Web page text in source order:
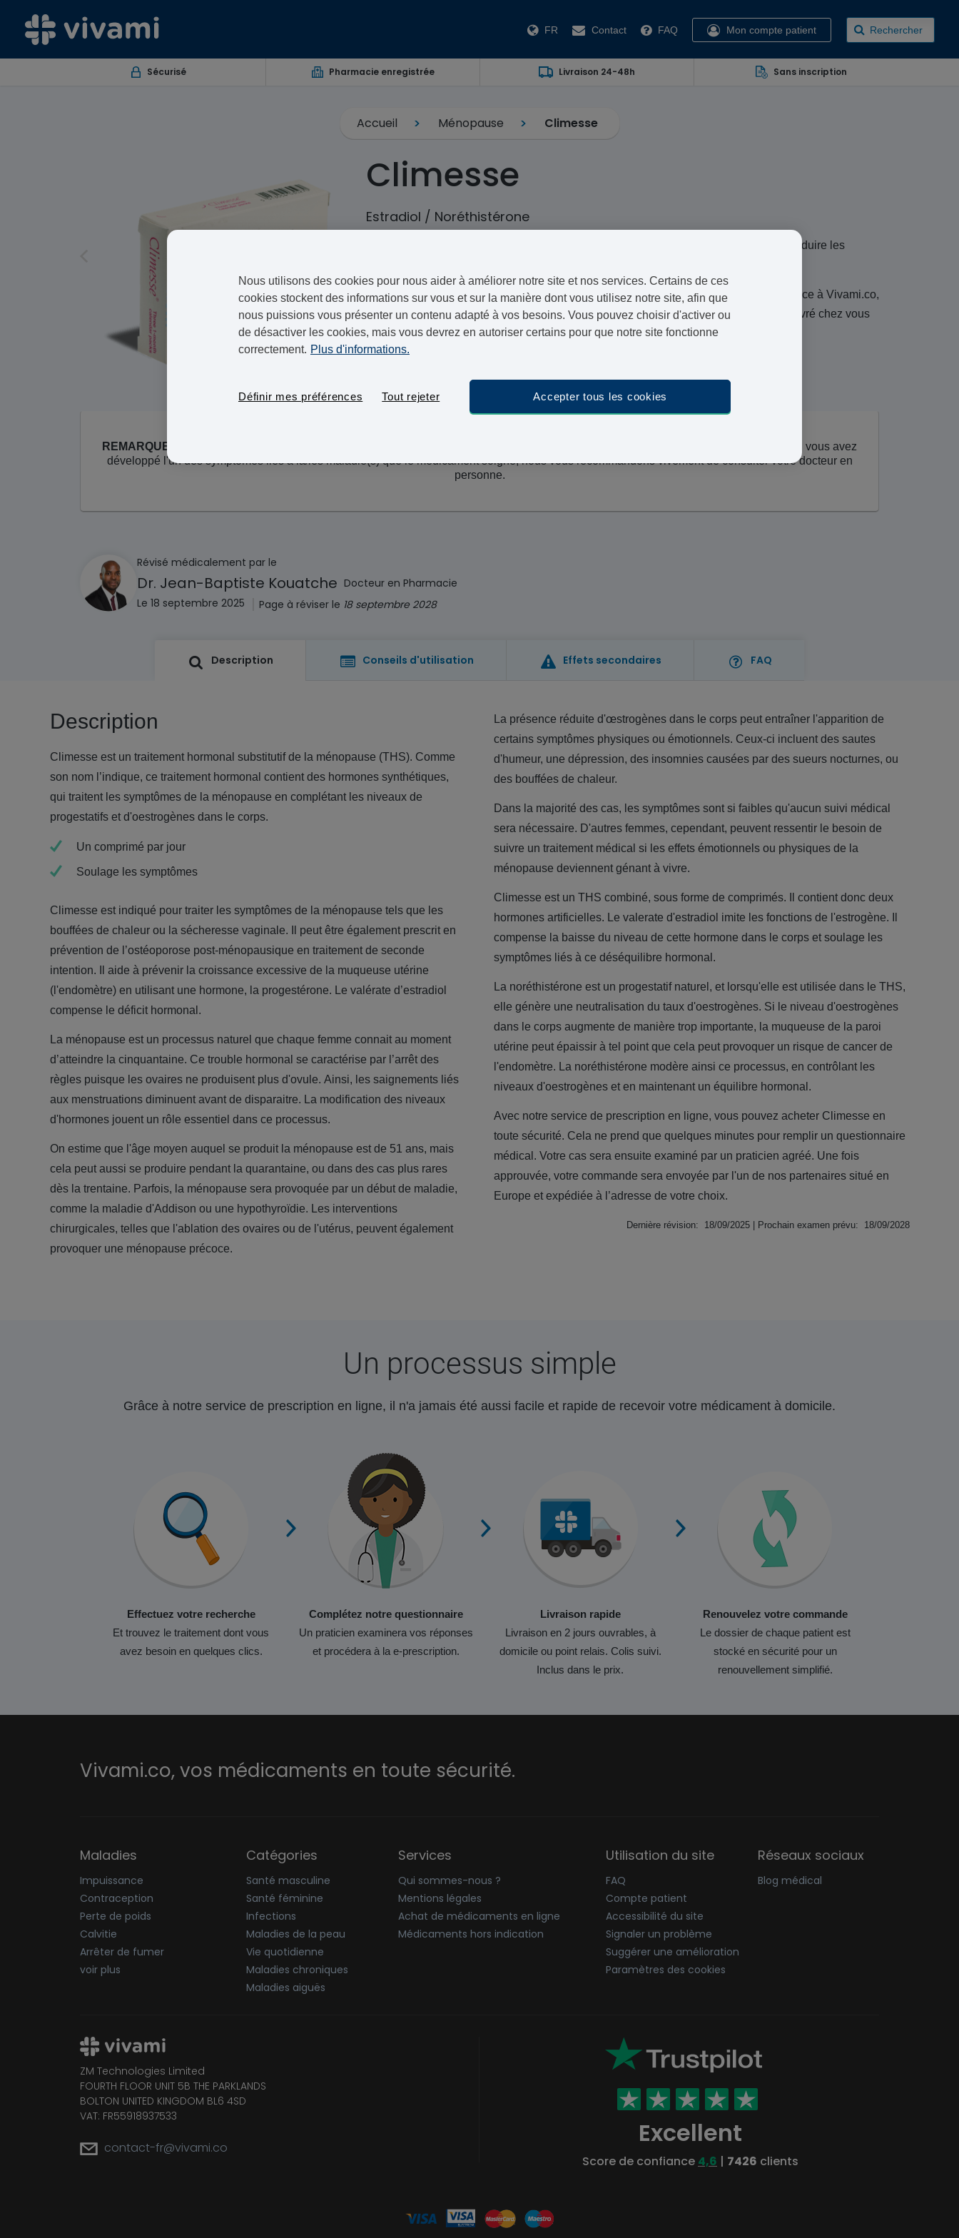
FR Contact FAQ Mon compte patient Rechercher
Sécurisé Pharmacie enregistrée Livraison 24-48h Sans inscription
Accueil Ménopause Climesse
Climesse
Estradiol / Noréthistérone
Climesse est un traitement de substitution hormonale (THS) combinée, prescrit pour réduire les
Trouver le temps de consulter votre médecin en personne n’est pas toujours facile. Grâce à Vivami.co,
vous pouvez commandez le traitement sur prescription dont vous avez besoin et être livré chez vous
en 48 heures.
REMARQUE IMPORTANTE:
Ce traitement n'est pas disponible auprès de notre pharmacie. Cette page est uniquement à titre informatif. Si vous avez
développé l'un des symptômes liés à la/les maladie(s) que le médicament soigne, nous vous recommandons vivement de consulter votre docteur en
personne.
Révisé médicalement par le
Dr. Jean-Baptiste Kouatche Docteur en Pharmacie
Le 18 septembre 2025
Page à réviser le 18 septembre 2028
Description Conseils d'utilisation Effets secondaires FAQ
Description
Climesse est un traitement hormonal substitutif de la ménopause (THS). Comme
son nom l’indique, ce traitement hormonal contient des hormones synthétiques,
qui traitent les symptômes de la ménopause en complétant les niveaux de
progestatifs et d'oestrogènes dans le corps.
Un comprimé par jour
Soulage les symptômes
Climesse est indiqué pour traiter les symptômes de la ménopause tels que les
bouffées de chaleur ou la sécheresse vaginale. Il peut être également prescrit en
prévention de l’ostéoporose post-ménopausique en traitement de seconde
intention. Il aide à prévenir la croissance excessive de la muqueuse utérine
(l'endomètre) en utilisant une hormone, la progestérone. Le valérate d’estradiol
compense le déficit hormonal.
La ménopause est un processus naturel que chaque femme connait au moment
d’atteindre la cinquantaine. Ce trouble hormonal se caractérise par l’arrêt des
règles puisque les ovaires ne produisent plus d'ovule. Ainsi, les saignements liés
aux menstruations diminuent avant de disparaitre. La modification des niveaux
d'hormones jouent un rôle essentiel dans ce processus.
On estime que l'âge moyen auquel se produit la ménopause est de 51 ans, mais
cela peut aussi se produire pendant la quarantaine, ou dans des cas plus rares
dès la trentaine. Parfois, la ménopause sera provoquée par un début de maladie,
comme la maladie d'Addison ou une hypothyroïdie. Les interventions
chirurgicales, telles que l'ablation des ovaires ou de l'utérus, peuvent également
provoquer une ménopause précoce.
La présence réduite d'œstrogènes dans le corps peut entraîner l'apparition de
certains symptômes physiques ou émotionnels. Ceux-ci incluent des sautes
d'humeur, une dépression, des insomnies causées par des sueurs nocturnes, ou
des bouffées de chaleur.
Dans la majorité des cas, les symptômes sont si faibles qu'aucun suivi médical
sera nécessaire. D'autres femmes, cependant, peuvent ressentir le besoin de
suivre un traitement médical si les effets émotionnels ou physiques de la
ménopause deviennent génant à vivre.
Climesse est un THS combiné, sous forme de comprimés. Il contient donc deux
hormones artificielles. Le valerate d'estradiol imite les fonctions de l'estrogène. Il
compense la baisse du niveau de cette hormone dans le corps et soulage les
symptômes liés à ce déséquilibre hormonal.
La noréthistérone est un progestatif naturel, et lorsqu'elle est utilisée dans le THS,
elle génère une neutralisation du taux d'oestrogènes. Si le niveau d'oestrogènes
dans le corps augmente de manière trop importante, la muqueuse de la paroi
utérine peut épaissir à tel point que cela peut provoquer un risque de cancer de
l'endomètre. La noréthistérone modère ainsi ce processus, en contrôlant les
niveaux d'oestrogènes et en maintenant un équilibre hormonal.
Avec notre service de prescription en ligne, vous pouvez acheter Climesse en
toute sécurité. Cela ne prend que quelques minutes pour remplir un questionnaire
médical. Votre cas sera ensuite examiné par un praticien agréé. Une fois
approuvée, votre commande sera envoyée par l'un de nos partenaires situé en
Europe et expédiée à l’adresse de votre choix.
Dernière révision: 18/09/2025 | Prochain examen prévu: 18/09/2028
Un processus simple
Grâce à notre service de prescription en ligne, il n'a jamais été aussi facile et rapide de recevoir votre médicament à domicile.
Effectuez votre recherche
Et trouvez le traitement dont vous
avez besoin en quelques clics.
Complétez notre questionnaire
Un praticien examinera vos réponses
et procédera à la e-prescription.
Livraison rapide
Livraison en 2 jours ouvrables, à
domicile ou point relais. Colis suivi.
Inclus dans le prix.
Renouvelez votre commande
Le dossier de chaque patient est
stocké en sécurité pour un
renouvellement simplifié.
Vivami.co,vos médicaments en toute sécurité.
Maladies
Impuissance
Contraception
Perte de poids
Calvitie
Arrêter de fumer
voir plus
Catégories
Santé masculine
Santé féminine
Infections
Maladies de la peau
Vie quotidienne
Maladies chroniques
Maladies aiguës
Services
Qui sommes-nous ?
Mentions légales
Achat de médicaments en ligne
Médicaments hors indication
Utilisation du site
FAQ
Compte patient
Accessibilité du site
Signaler un problème
Suggérer une amélioration
Paramètres des cookies
Réseaux sociaux
Blog médical
ZM Technologies Limited
FOURTH FLOOR UNIT 5B THE PARKLANDS
BOLTON UNITED KINGDOM BL6 4SD
VAT: FR55918937533
contact-fr@vivami.co Excellent
Score de confiance 4,6 | 7426 clients
Nous utilisons des cookies pour nous aider à améliorer notre site et nos services. Certains de ces
cookies stockent des informations sur vous et sur la manière dont vous utilisez notre site, afin que
nous puissions vous présenter un contenu adapté à vos besoins. Vous pouvez choisir d'activer ou
de désactiver les cookies, mais vous devrez en autoriser certains pour que notre site fonctionne
correctement. Plus d'informations.
Définir mes préférences Tout rejeter Accepter tous les cookies